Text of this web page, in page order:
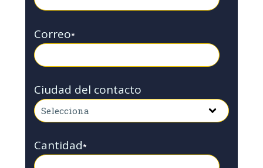
Correo*
Ciudad del contacto
Cantidad*